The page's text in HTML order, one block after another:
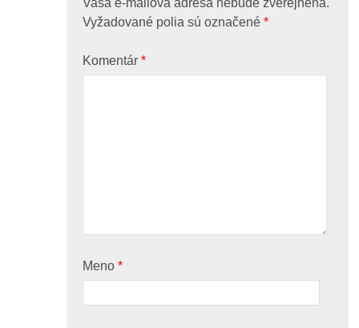
Vyžadované polia sú označené*
Komentár*
Meno*